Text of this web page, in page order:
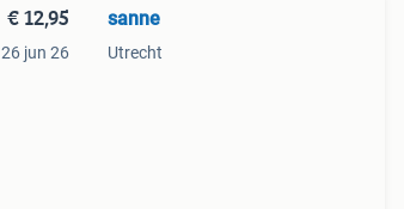
€ 12,95
26 jun 26
sanne
Utrecht